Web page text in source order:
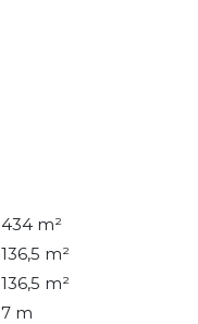
434 m²
136,5 m²
136,5 m²
7 m